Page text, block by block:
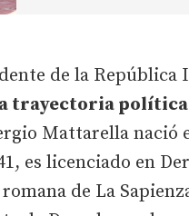
de la República
trayectoria
Mattarella nació
es licenciado en
de La